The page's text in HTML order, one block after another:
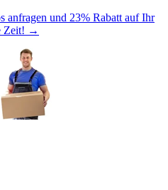
anfragen und 23% Rabatt auf Ihr
Zeit! →